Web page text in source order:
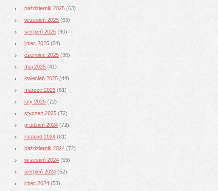
październik 2025 (63)
wrzesień 2025 (63)
sierpień 2025 (90)
lipiec 2025 (54)
czerwiec 2025 (36)
maj 2025 (41)
kwiecień 2025 (44)
marzec 2025 (81)
luty 2025 (72)
styczeń 2025 (72)
grudzień 2024 (72)
listopad 2024 (81)
październik 2024 (72)
wrzesień 2024 (53)
sierpień 2024 (52)
lipiec 2024 (53)